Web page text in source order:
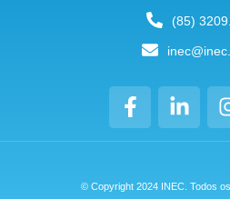
(85)
© Copyright 2024 INEC. Todos